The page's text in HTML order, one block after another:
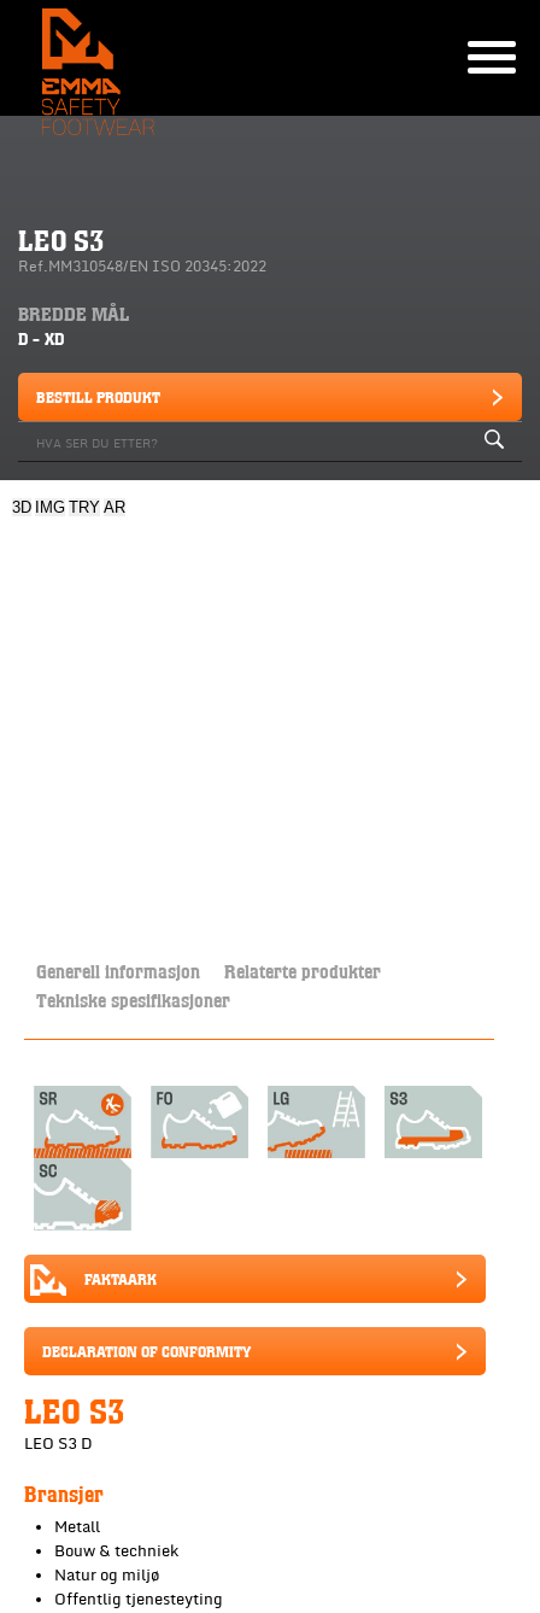
LEO S3
Ref.MM310548/EN ISO 20345:2022
BREDDE MÅL
D - XD
BESTILL PRODUKT
3D IMG TRY AR
Generell informasjon Relaterte produkter
Tekniske spesifikasjoner
FAKTAARK
DECLARATION OF CONFORMITY
LEO S3
LEO S3 D
Bransjer
Metall
Bouw & techniek
Natur og miljø
Offentlig tjenesteyting